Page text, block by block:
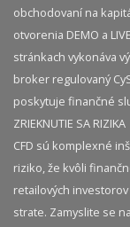
obchodovaní na
otvorenia DEMO a
stránkach vykonáva
broker regulovaný
poskytuje finančné
ZRIEKNUTIE SA RIZIKA
CFD sú komplexné
riziko, že kvôli
retailových
strate. Zamyslite se